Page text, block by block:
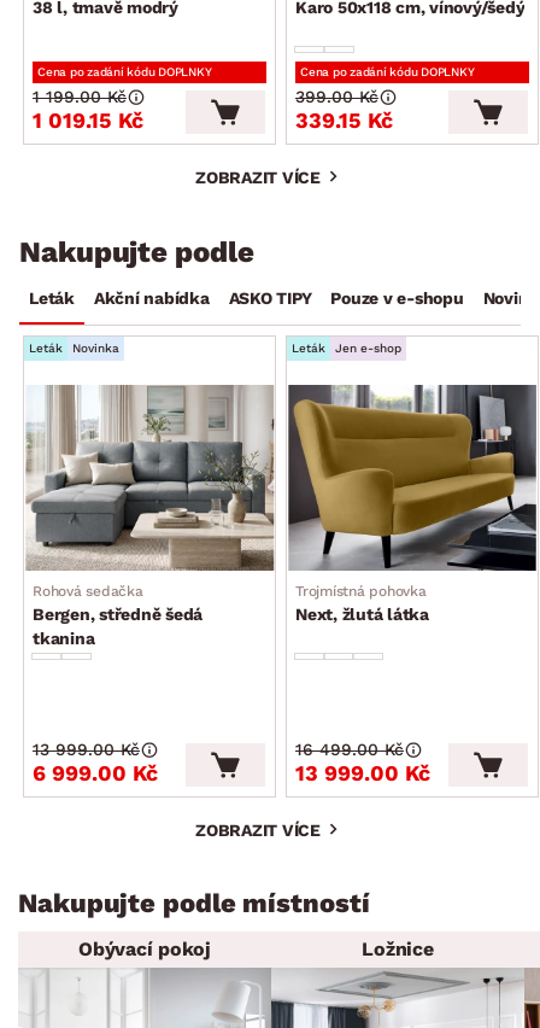
38 l, tmavě modrý
Cena po zadání kódu DOPLNKY
1 019.15 Kč
1 199.00 Kč
Karo 50x118 cm, vínový/šedý
Cena po zadání kódu DOPLNKY
339.15 Kč
399.00 Kč
ZOBRAZIT VÍCE
Nakupujte podle
Leták Akční nabídka ASKO TIPY Pouze v e-shopu
Leták Novinka
Rohová sedačka
Bergen, středně šedá
tkanina
6 999.00 Kč
13 999.00 Kč
Leták Jen e-shop
Trojmístná pohovka
Next, žlutá látka
13 999.00 Kč
16 499.00 Kč
ZOBRAZIT VÍCE
Nakupujte podle místností
Obývací pokoj Ložnice